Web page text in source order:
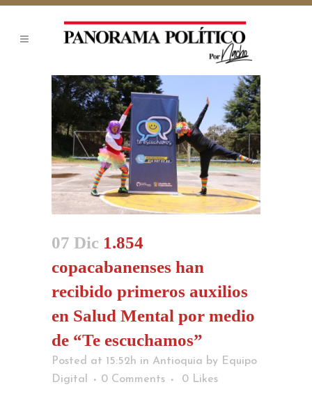
07 Dic 1.854
copacabanenses han
recibido primeros auxilios
en Salud Mental por medio
de “Te escuchamos”
Posted at 15:52h in Antioquia by Equipo
Digital
0 Comments 0 Likes